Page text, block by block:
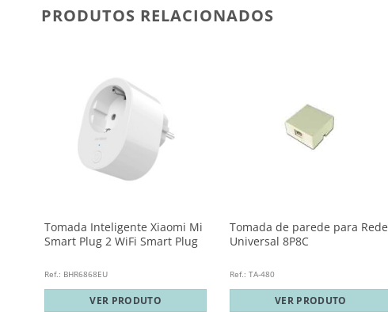
PRODUTOS RELACIONADOS
Tomada Inteligente Xiaomi Mi
Smart Plug 2 WiFi Smart Plug
Ref.: BHR6868EU
VER PRODUTO
Tomada de parede para Rede
Universal 8P8C
Ref.: TA-480
VER PRODUTO